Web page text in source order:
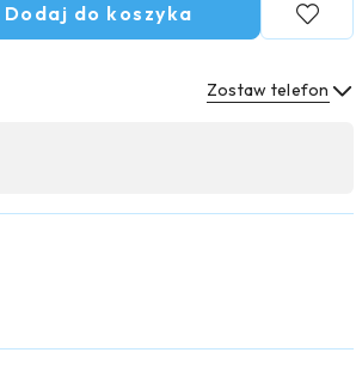
Dodaj do koszyka
Zostaw telefon